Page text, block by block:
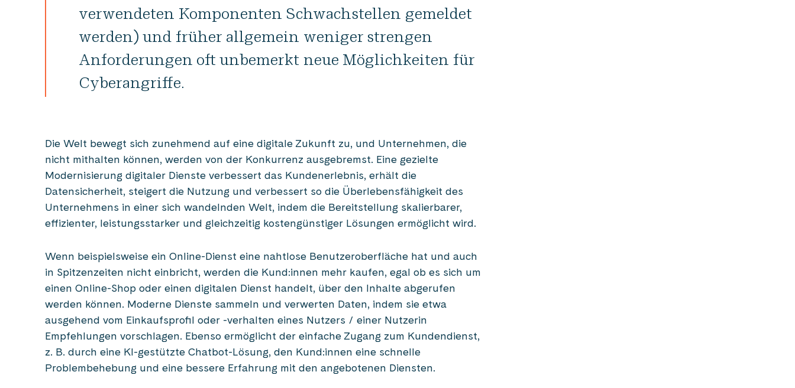
verwendeten Komponenten Schwachstellen gemeldet
werden) und früher allgemein weniger strengen
Anforderungen oft unbemerkt neue Möglichkeiten für
Cyberangriffe.
Die Welt bewegt sich zunehmend auf eine digitale Zukunft zu, und Unternehmen, die
nicht mithalten können, werden von der Konkurrenz ausgebremst. Eine gezielte
Modernisierung digitaler Dienste verbessert das Kundenerlebnis, erhält die
Datensicherheit, steigert die Nutzung und verbessert so die Überlebensfähigkeit des
Unternehmens in einer sich wandelnden Welt, indem die Bereitstellung skalierbarer,
effizienter, leistungsstarker und gleichzeitig kostengünstiger Lösungen ermöglicht wird.
Wenn beispielsweise ein Online-Dienst eine nahtlose Benutzeroberfläche hat und auch
in Spitzenzeiten nicht einbricht, werden die Kund:innen mehr kaufen, egal ob es sich um
einen Online-Shop oder einen digitalen Dienst handelt, über den Inhalte abgerufen
werden können. Moderne Dienste sammeln und verwerten Daten, indem sie etwa
ausgehend vom Einkaufsprofil oder -verhalten eines Nutzers / einer Nutzerin
Empfehlungen vorschlagen. Ebenso ermöglicht der einfache Zugang zum Kundendienst,
z. B. durch eine KI-gestützte Chatbot-Lösung, den Kund:innen eine schnelle
Problembehebung und eine bessere Erfahrung mit den angebotenen Diensten.